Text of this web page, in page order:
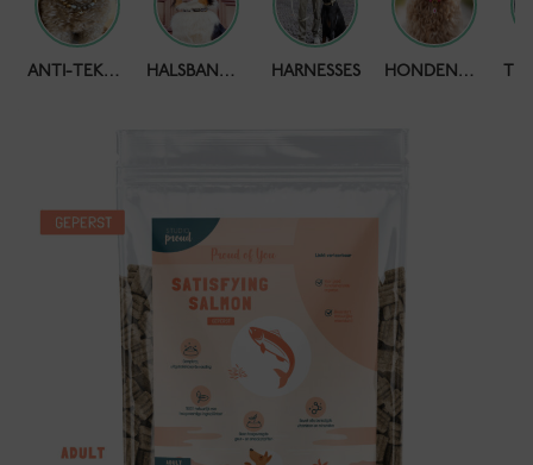
ANTI-TEKENBAND HALSBANDEN HARNESSES HONDENKETTING